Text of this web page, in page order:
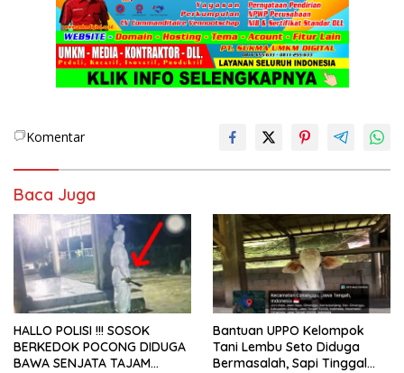
Komentar
Baca Juga
HALLO POLISI !!! SOSOK
BERKEDOK POCONG DIDUGA
BAWA SENJATA TAJAM
Bantuan UPPO Kelompok
Tani Lembu Seto Diduga
Bermasalah, Sapi Tinggal